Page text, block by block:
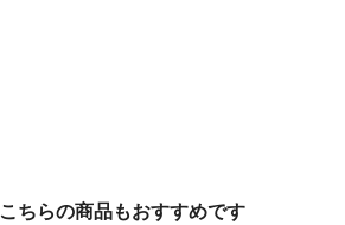
こちらの商品もおすすめです